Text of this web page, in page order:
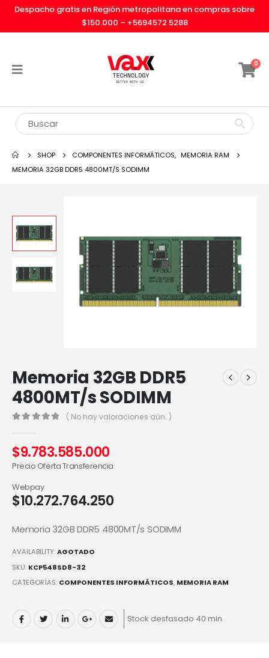
Despacho gratis en Región metropolitana en compras sobre
$150.000 – +5694572 5288
0
SHOP COMPONENTES INFORMÁTICOS, MEMORIA RAM
MEMORIA 32GB DDR5 4800MT/S SODIMM
Memoria 32GB DDR5
4800MT/s SODIMM
( No hay valoraciones aún. )
$9.783.585.000
Precio Oferta Transferencia
$10.272.764.250
Webpay
Memoria 32GB DDR5 4800MT/s SODIMM
AVAILABILITY:AGOTADO
SKU: KCP548SD8-32
CATEGORÍAS: COMPONENTES INFORMÁTICOS, MEMORIA RAM
Stock desfasado 40 min